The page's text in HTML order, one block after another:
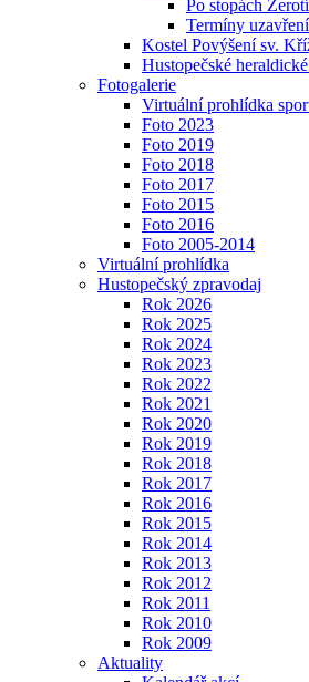
Po stopách
Termíny
Kostel Povýšení sv.
Hustopečské
Fotogalerie
Virtuální prohlídka
Foto 2023
Foto 2019
Foto 2018
Foto 2017
Foto 2015
Foto 2016
Foto 2005-2014
Virtuální prohlídka
Hustopečský zpravodaj
Rok 2026
Rok 2025
Rok 2024
Rok 2023
Rok 2022
Rok 2021
Rok 2020
Rok 2019
Rok 2018
Rok 2017
Rok 2016
Rok 2015
Rok 2014
Rok 2013
Rok 2012
Rok 2011
Rok 2010
Rok 2009
Aktuality